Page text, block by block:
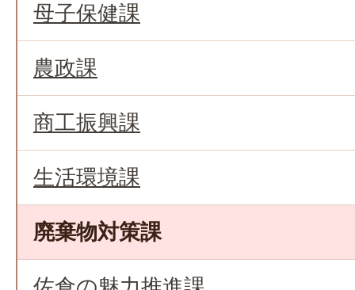
母子保健課
農政課
商工振興課
生活環境課
廃棄物対策課